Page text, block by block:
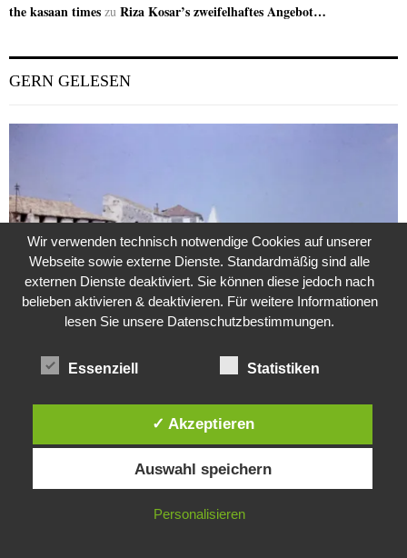
the kasaan times zu Riza Kosar’s zweifelhaftes Angebot…
GERN GELESEN
Hartz 4 – Der Staat im Staat
20. Juni 2017
Diese Website verwendet Cookies. Durch die weitere Nutzung dieser
Website stimmst du der Verwendung von Cookies zu.
IN ORDNUNG
Wir verwenden technisch notwendige Cookies auf unserer
Webseite sowie externe Dienste. Standardmäßig sind alle
externen Dienste deaktiviert. Sie können diese jedoch nach
belieben aktivieren & deaktivieren. Für weitere Informationen
lesen Sie unsere Datenschutzbestimmungen.
Essenziell Statistiken
✓ Akzeptieren
Auswahl speichern
Personalisieren